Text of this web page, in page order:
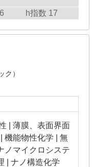
h指数 17
ク）
| 薄膜、表面界面
機能物性化学 | 無
ノマイクロシステ
| ナノ構造化学